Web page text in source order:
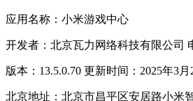
应用名称：小米游戏中心
开发者：北京瓦力网络科技有限公司
版本：13.5.0.70 更新时间：2025年3月
北京地址：北京市昌平区安居路小米